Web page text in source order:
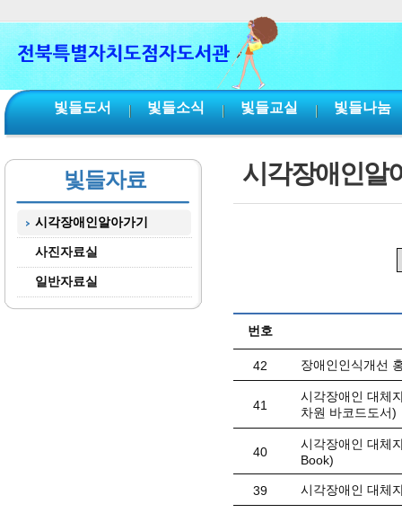
빛들도서 빛들소식 빛들교실 빛들나눔
빛들자료
시각장애인알아가기
사진자료실
일반자료실
시각장애인알
번호
42 장애인인식개선
41
시각장애인 대체
차원 바코드도서)
40
시각장애인 대체
Book)
39 시각장애인 대체